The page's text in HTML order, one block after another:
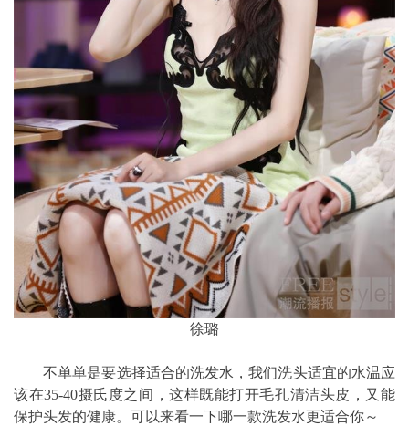
徐璐
不单单是要选择适合的洗发水，我们洗头适宜的水温应
该在35-40摄氏度之间，这样既能打开毛孔清洁头皮，又能
保护头发的健康。可以来看一下哪一款洗发水更适合你～